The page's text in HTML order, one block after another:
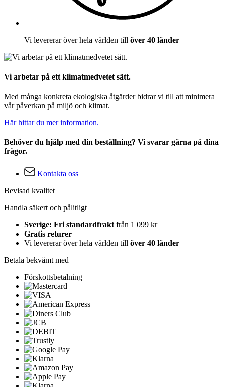
Vi levererar över hela världen till över 40 länder
Vi arbetar på ett klimatmedvetet sätt.
Med många konkreta ekologiska åtgärder bidrar vi till att minimera
vår påverkan på miljö och klimat.
Här hittar du mer information.
Behöver du hjälp med din beställning? Vi svarar gärna på dina
frågor.
Kontakta oss
Bevisad kvalitet
Handla säkert och pålitligt
Sverige: Fri standardfrakt från 1 099 kr
Gratis returer
Vi levererar över hela världen till över 40 länder
Betala bekvämt med
Förskottsbetalning